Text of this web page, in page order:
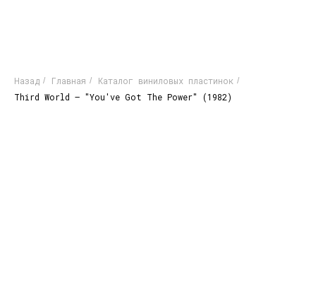
Назад / Главная / Каталог виниловых пластинок /
Third World – "You've Got The Power" (1982)